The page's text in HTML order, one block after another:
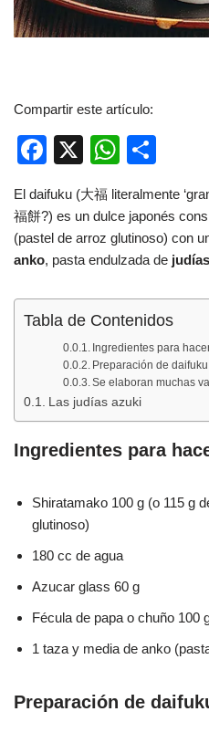
Compartir este artículo:
F
c
e
b
o
o
X
W
at
s
A
p
p
m
p
ar
tir
El daifuku (大福 literalmente
福餅?) es un dulce japonés
(pastel de arroz glutinoso) con
anko, pasta endulzada de
Tabla de Contenidos
Ingredientes para
Preparación de
Se elaboran muchas
Las judías azuki
Ingredientes para
Shiratamako 100 g (o 115 g
glutinoso)
180 cc de agua
Azucar glass 60 g
Fécula de papa o chuño 100
1 taza y media de anko
Preparación de